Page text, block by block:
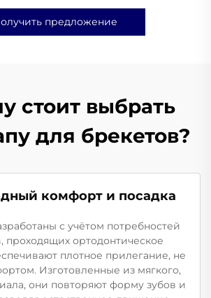
предложение
стоит выбрать
для брекетов?
комфорт и посадка
с учётом потребностей
проходящих ортодонтическое
плотное прилегание, не
Изготовленные из мягкого,
они повторяют форму зубов и